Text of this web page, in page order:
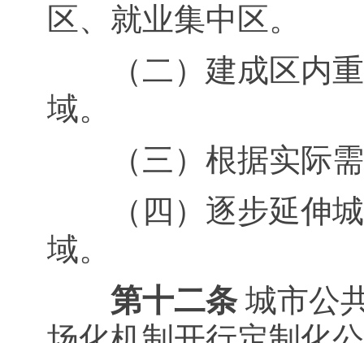
区、就业集中区。
（二）建成区内重
域。
（三）根据实际需
（四）逐步延伸城
域。
第十二条 城市公